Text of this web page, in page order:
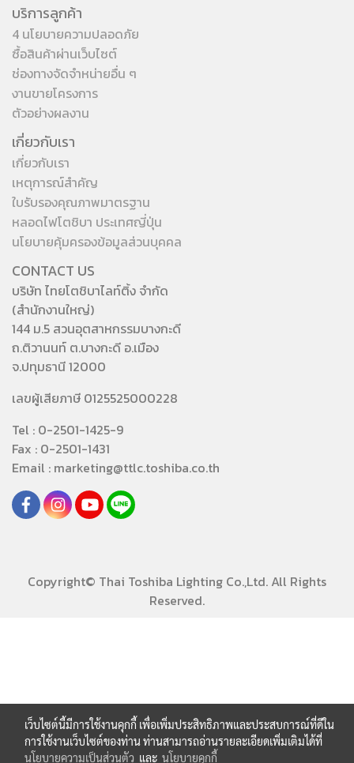
บริการลูกค้า
4 นโยบายความปลอดภัย
ซื้อสินค้าผ่านเว็บไซต์
ช่องทางจัดจำหน่ายอื่น ๆ
งานขายโครงการ
ตัวอย่างผลงาน
เกี่ยวกับเรา
เกี่ยวกับเรา
เหตุการณ์สำคัญ
ใบรับรองคุณภาพมาตรฐาน
หลอดไฟโตชิบา ประเทศญี่ปุ่น
นโยบายคุ้มครองข้อมูลส่วนบุคคล
CONTACT US
บริษัท ไทยโตชิบาไลท์ติ้ง จำกัด
(สำนักงานใหญ่)
144 ม.5 สวนอุตสาหกรรมบางกะดี
ถ.ติวานนท์ ต.บางกะดี อ.เมือง
จ.ปทุมธานี 12000
เลขผู้เสียภาษี 0125525000228
Tel : 0-2501-1425-9
Fax : 0-2501-1431
Email : marketing@ttlc.toshiba.co.th
Copyright© Thai Toshiba Lighting Co.,Ltd. All Rights
Reserved.
เว็บไซต์นี้มีการใช้งานคุกกี้ เพื่อเพิ่มประสิทธิภาพและประสบการณ์ที่ดีใน
การใช้งานเว็บไซต์ของท่าน ท่านสามารถอ่านรายละเอียดเพิ่มเติมได้ที่
นโยบายความเป็นส่วนตัว และ นโยบายคุกกี้